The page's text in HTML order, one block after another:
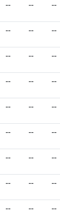
-- -- --
-- -- --
-- -- --
-- -- --
-- -- --
-- -- --
-- -- --
-- -- --
-- -- --